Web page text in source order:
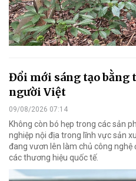
Đổi mới sáng tạo bằng
người Việt
09/08/2026 07:14
Không còn bó hẹp trong các sản
nghiệp nội địa trong lĩnh vực sản
đang vươn lên làm chủ công nghệ
các thương hiệu quốc tế.